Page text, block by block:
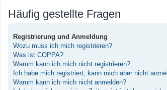
Häufig gestellte Fragen
Registrierung und Anmeldung
Wozu muss ich mich registrieren?
Was ist COPPA?
Warum kann ich mich nicht registrieren?
Ich habe mich registriert, kann mich aber nicht
Warum kann ich mich nicht anmelden?